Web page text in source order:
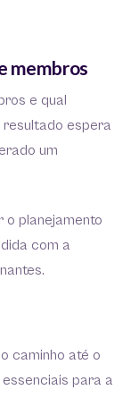
membros
e qual
resultado espera
um
o planejamento
com a
caminho até o
para a